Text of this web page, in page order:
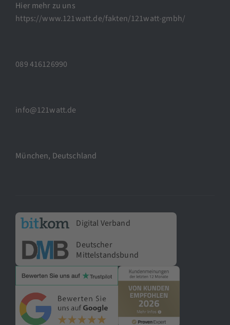
Hier mehr zu uns
https://www.121watt.de/fakten/121watt-gmbh/
089 416126990
info@121watt.de
München, Deutschland
Digital Verband
Deutscher
Mittelstandsbund